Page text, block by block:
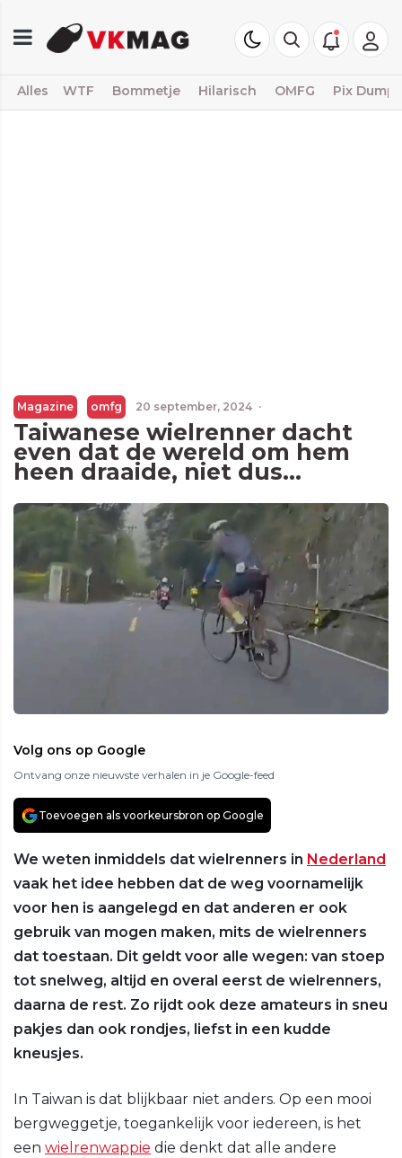
Alles WTF Bommetje Hilarisch OMFG Pix Dump
Magazine omfg 20 september, 2024 ·
Taiwanese wielrenner dacht
even dat de wereld om hem
heen draaide, niet dus…
Volg ons op Google
Ontvang onze nieuwste verhalen in je Google-feed
Toevoegen als voorkeursbron op Google
We weten inmiddels dat wielrenners in Nederland
vaak het idee hebben dat de weg voornamelijk
voor hen is aangelegd en dat anderen er ook
gebruik van mogen maken, mits de wielrenners
dat toestaan. Dit geldt voor alle wegen: van stoep
tot snelweg, altijd en overal eerst de wielrenners,
daarna de rest. Zo rijdt ook deze amateurs in sneu
pakjes dan ook rondjes, liefst in een kudde
kneusjes.
In Taiwan is dat blijkbaar niet anders. Op een mooi
bergweggetje, toegankelijk voor iedereen, is het
een wielrenwappie die denkt dat alle andere